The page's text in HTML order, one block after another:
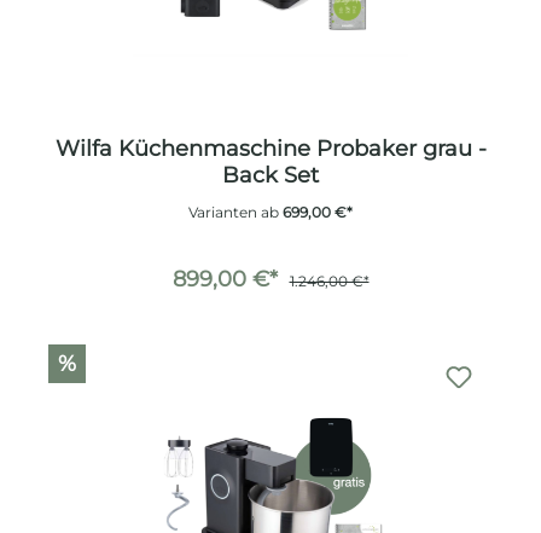
Wilfa Küchenmaschine Probaker grau -
Back Set
Varianten ab 699,00 €*
899,00 €* 1.246,00 €*
%